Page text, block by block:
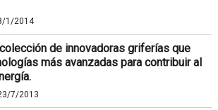
1/2014
de innovadoras griferías que
más avanzadas para contribuir al
7/2013